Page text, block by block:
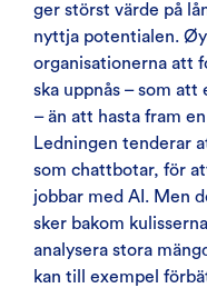
ger störst värde på
nyttja potentialen.
organisationerna att
ska uppnås – som
– än att hasta fram
Ledningen tenderar
som chattbotar, för
jobbar med AI. Men
sker bakom
analysera stora
kan till exempel